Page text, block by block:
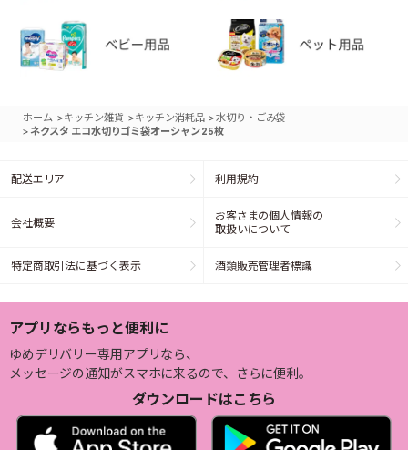
ホーム >キッチン雑貨 >キッチン消耗品 >水切り・ごみ袋
> ネクスタ エコ水切りゴミ袋オーシャン 25枚
配送エリア 利用規約
会社概要
お客さまの個人情報の
取扱いについて
特定商取引法に基づく表示 酒類販売管理者標識
アプリならもっと便利に
ゆめデリバリー専用アプリなら、
メッセージの通知がスマホに来るので、さらに便利。
ダウンロードはこちら